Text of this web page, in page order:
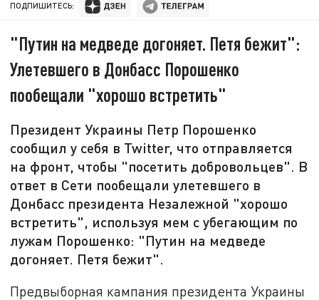
ПОДПИШИТЕСЬ:
"Путин на медведе догоняет. Петя бежит":
Улетевшего в Донбасс Порошенко
пообещали "хорошо встретить"
Президент Украины Петр Порошенко
сообщил у себя в Twitter, что отправляется
на фронт, чтобы "посетить добровольцев". В
ответ в Сети пообещали улетевшего в
Донбасс президента Незалежной "хорошо
встретить", используя мем с убегающим по
лужам Порошенко: "Путин на медведе
догоняет. Петя бежит".
Предвыборная кампания президента Украины